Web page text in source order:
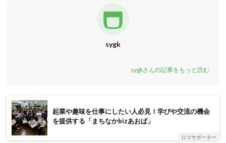
sygk
sygkさんの記事をもっと読む
起業や趣味を仕事にしたい人必見！学びや交流の機会
を提供する「まちなかbizあおば」
ロコサポーター